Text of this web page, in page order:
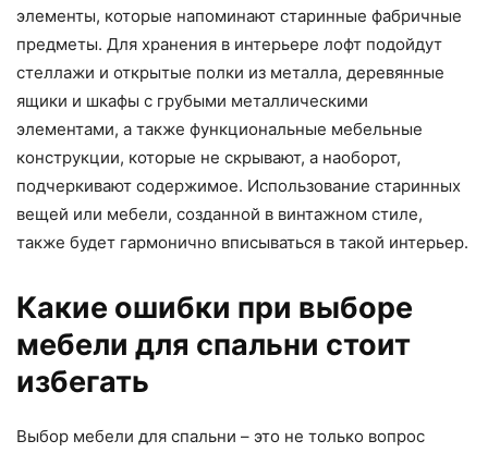
элементы, которые напоминают старинные фабричные
предметы. Для хранения в интерьере лофт подойдут
стеллажи и открытые полки из металла, деревянные
ящики и шкафы с грубыми металлическими
элементами, а также функциональные мебельные
конструкции, которые не скрывают, а наоборот,
подчеркивают содержимое. Использование старинных
вещей или мебели, созданной в винтажном стиле,
также будет гармонично вписываться в такой интерьер.
Какие ошибки при выборе
мебели для спальни стоит
избегать
Выбор мебели для спальни – это не только вопрос